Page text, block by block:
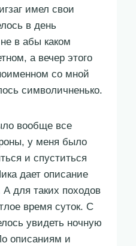
имел свои
в день
в абы каком
а вечер этого
со мной
символичненько.
вообще все
у меня было
и спуститься
дает описание
для таких походов
время суток. С
увидеть ночную
описаниям и